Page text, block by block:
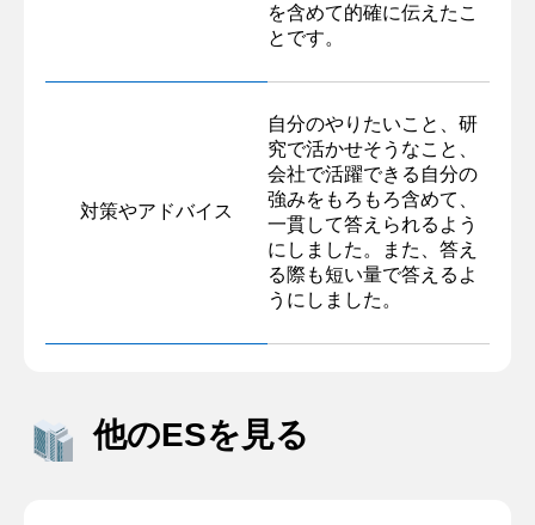
を含めて的確に伝えたこ
とです。
対策やアドバイス
自分のやりたいこと、研
究で活かせそうなこと、
会社で活躍できる自分の
強みをもろもろ含めて、
一貫して答えられるよう
にしました。また、答え
る際も短い量で答えるよ
うにしました。
他のESを見る